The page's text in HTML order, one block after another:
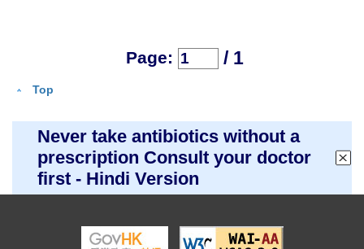
Page: / 1
Top
Never take antibiotics without a
prescription Consult your doctor
first - Hindi Version